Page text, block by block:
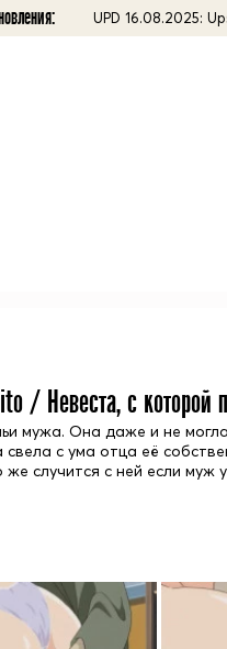
UPD 16.08.2025:
/ Невеста, с которой
мужа. Она даже и не
с ума отца её
случится с ней если муж